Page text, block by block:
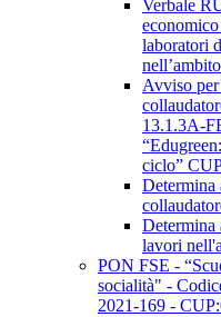
Verbale
laboratori
Avviso
13.1.3A-
ciclo”
Determina
Determina
lavori
PON FSE -
socialità" -
2021-169 -